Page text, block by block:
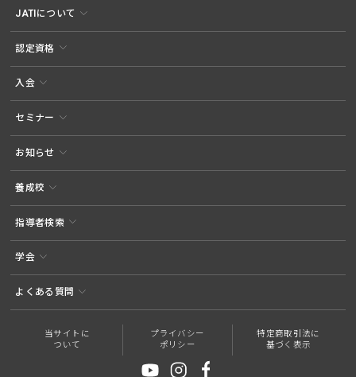
JATIについて
認定資格
入会
セミナー
お知らせ
養成校
指導者検索
学会
よくある質問
当サイトに
ついて
プライバシー
ポリシー
特定商取引法に
基づく表示